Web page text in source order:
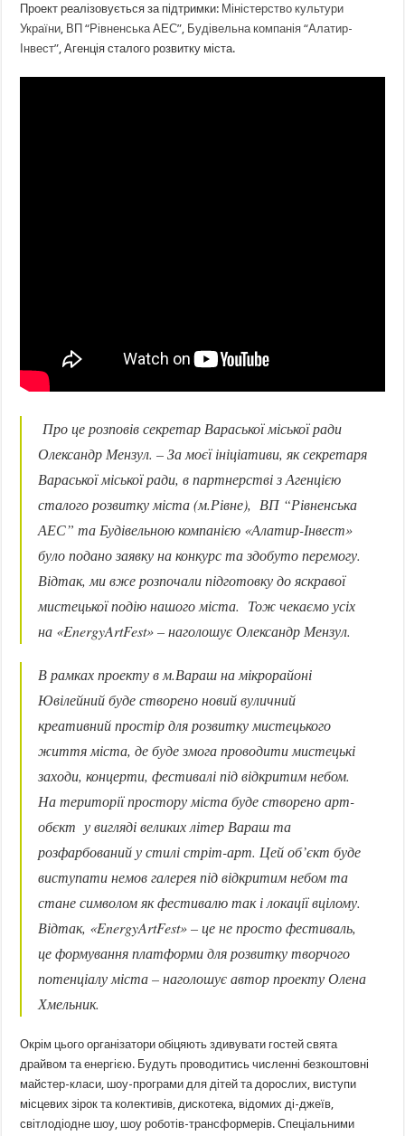
Проект реалізовується за підтримки: Міністерство культури
України ВП “Рівненська АЕС” Будівельна компанія “Алатир-
Інвест” , Агенція сталого розвитку міста.
Про це розповів секретар Вараської міської ради
Олександр Мензул. – За моєї ініціативи, як секретаря
Вараської міської ради, в партнерстві з Агенцією
сталого розвитку міста (м.Рівне), ВП “Рівненська
АЕС” та Будівельною компанією «Алатир-Інвест»
було подано заявку на конкурс та здобуто перемогу.
Відтак, ми вже розпочали підготовку до яскравої
мистецької подію нашого міста. Тож чекаємо усіх
на «EnergyArtFest» – наголошує Олександр Мензул.
В рамках проекту в м.Вараш на мікрорайоні
Ювілейний буде створено новий вуличний
креативний простір для розвитку мистецького
життя міста, де буде змога проводити мистецькі
заходи, концерти, фестивалі під відкритим небом.
На території простору міста буде створено арт-
обєкт у вигляді великих літер Вараш та
розфарбований у стилі стріт-арт. Цей об’єкт буде
виступати немов галерея під відкритим небом та
стане символом як фестивалю так і локації вцілому.
Відтак, «EnergyArtFest» – це не просто фестиваль,
це формування платформи для розвитку творчого
потенціалу міста – наголошує автор проекту Олена
Хмельник.
Окрім цього організатори обіцяють здивувати гостей свята
драйвом та енергією. Будуть проводитись численні безкоштовні
майстер-класи, шоу-програми для дітей та дорослих, виступи
місцевих зірок та колективів, дискотека, відомих ді-джеїв,
світлодіодне шоу, шоу роботів-трансформерів. Спеціальними